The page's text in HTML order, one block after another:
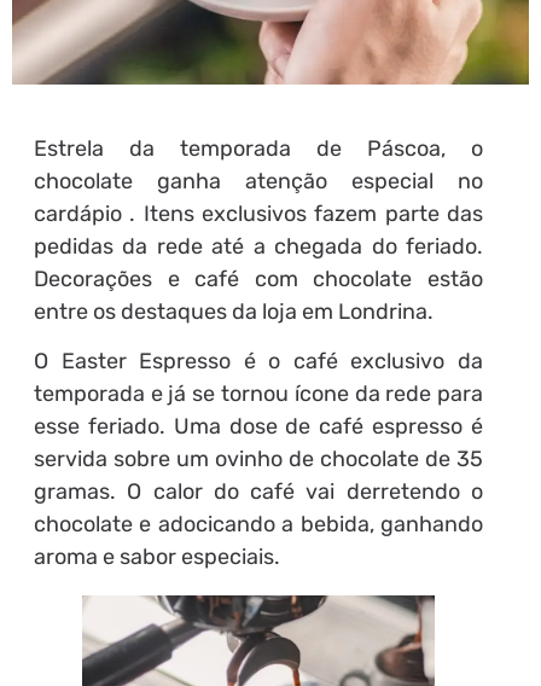
Estrela da temporada de Páscoa, o
chocolate ganha atenção especial no
cardápio . Itens exclusivos fazem parte das
pedidas da rede até a chegada do feriado.
Decorações e café com chocolate estão
entre os destaques da loja em Londrina.
O Easter Espresso é o café exclusivo da
temporada e já se tornou ícone da rede para
esse feriado. Uma dose de café espresso é
servida sobre um ovinho de chocolate de 35
gramas. O calor do café vai derretendo o
chocolate e adocicando a bebida, ganhando
aroma e sabor especiais.